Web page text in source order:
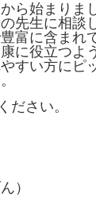
ら始まりま
先生に相談
富に含まれ
に役立つよ
すい方にピ
ださい。
）